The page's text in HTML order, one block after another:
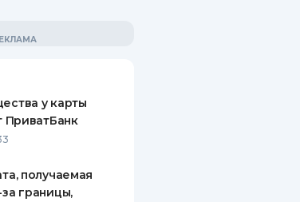
у карты
ПриватБанк
получаемая
границы,